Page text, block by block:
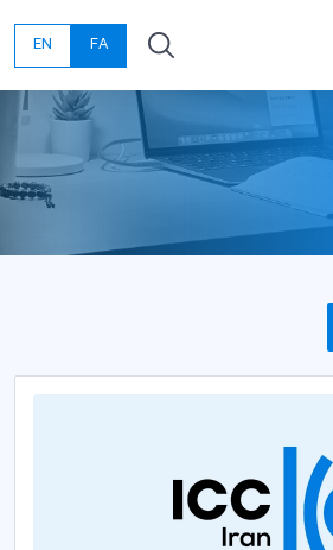
FA
EN